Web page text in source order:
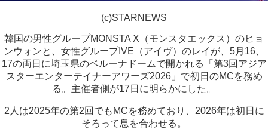
(c)STARNEWS
韓国の男性グループMONSTA X（モンスタエックス）のヒョ
ンウォンと、女性グループIVE（アイヴ）のレイが、5月16、
17の両日に埼玉県のベルーナドームで開かれる「第3回アジア
スターエンターテイナーアワーズ2026」で初日のMCを務め
る。主催者側が17日に明らかにした。
2人は2025年の第2回でもMCを務めており、2026年は初日に
そろって息を合わせる。